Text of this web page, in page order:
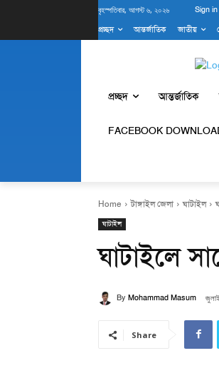
বৃহস্পতিবার, আগস্ট ৬, ২০২৬
Sign
প্রচ্ছদ
আন্তর্জাতিক জাতীয়
প্রচ্ছদ আন্তর্জাতিক
FACEBOOK
Home টাঙ্গাইল জেলা ঘাটাইল
ঘাটাইল
ঘাটাইলে
By Mohammad Masum
Share